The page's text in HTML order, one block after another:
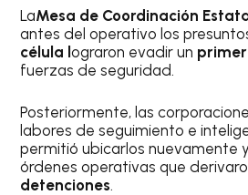
LaMesa de Coordinación
antes del operativo los
célula lograron evadir un
fuerzas de seguridad.
Posteriormente, las
labores de seguimiento e
permitió ubicarlos nuevamente
órdenes operativas que
detenciones.